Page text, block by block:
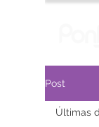
Post
Últimas